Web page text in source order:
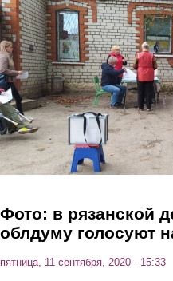
Перейти к основному содержанию
Фото: в рязанской
облдуму голосуют
пятница, 11 сентября, 2020 - 15:33